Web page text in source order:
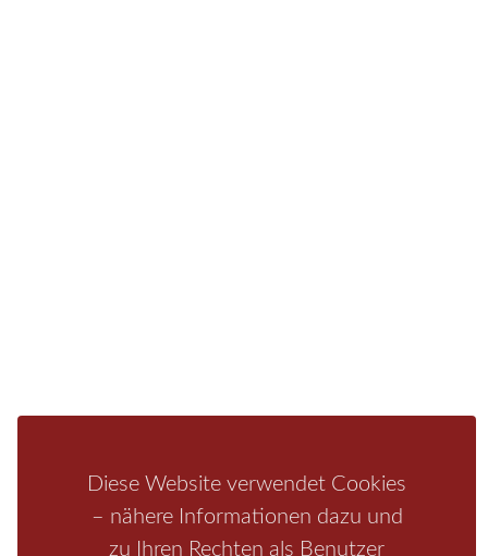
Diese Website verwendet Cookies
– nähere Informationen dazu und
zu Ihren Rechten als Benutzer
Boofen Mediathek